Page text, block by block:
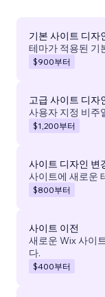
기본 사이트 디자
테마가 적용된 기
$900부터
고급 사이트 디자
사용자 지정 비주
$1,200부터
사이트 디자인 변
사이트에 새로운
$800부터
사이트 이전
새로운 Wix 사이
다.
$400부터